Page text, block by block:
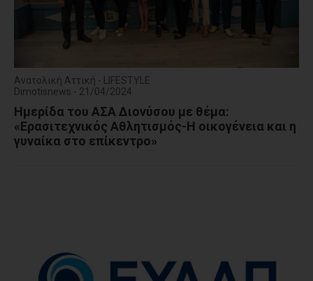
Ανατολική Αττική - LIFESTYLE
Dimotisnews - 21/04/2024
Hμερίδα του ΑΣΑ Διονύσου με θέμα:
«Ερασιτεχνικός Αθλητισμός-Η οικογένεια και η
γυναίκα στο επίκεντρο»